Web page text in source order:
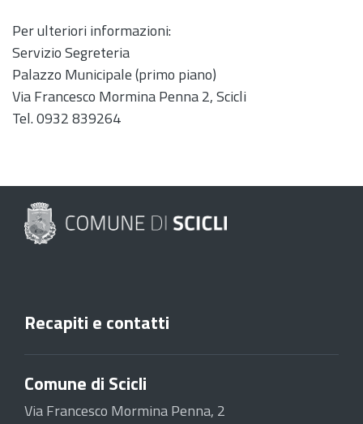
Per ulteriori informazioni:
Servizio Segreteria
Palazzo Municipale (primo piano)
Via Francesco Mormina Penna 2, Scicli
Tel. 0932 839264
Recapiti e contatti
Comune di Scicli
Via Francesco Mormina Penna, 2